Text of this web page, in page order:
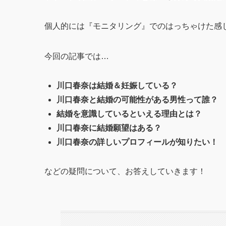
個人的には『モニタリング』でのはっちゃけた
今回の記事では…
川口春奈は結婚＆妊娠している？
川口春奈と結婚の可能性がある男性って誰？
結婚を意識しているといえる理由とは？
川口春奈に結婚願望はある？
川口春奈の詳しいプロフィールが知りたい！
などの疑問について、お答えしていきます！